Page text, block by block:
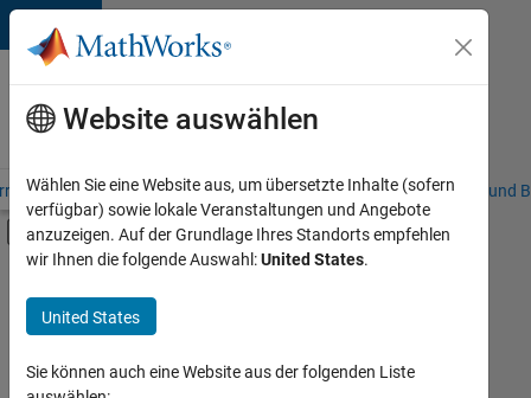
Weiter zum Inhalt
Karriere
bei
MathWorks
– Übersicht Stellensuche Niederlassungen Studierende und
Umschaltung für Off-Canvas-
Hauptinhalt
Commercial Sales
Customer Support
Education Sales
+8
Website auswählen
Wählen Sie eine Website aus, um übersetzte Inhalte (sofern
verfügbar) sowie lokale Veranstaltungen und Angebote
anzuzeigen. Auf der Grundlage Ihres Standorts empfehlen
wir Ihnen die folgende Auswahl:United States.
United States
Sie können auch eine Website aus der folgenden Liste